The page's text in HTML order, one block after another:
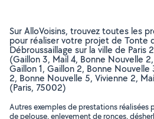
Sur AlloVoisins, trouvez toutes les
pour réaliser votre projet de Tonte
Débroussaillage sur la ville de Paris
(Gaillon 3, Mail 4, Bonne Nouvelle
Gaillon 1, Gaillon 2, Bonne
2, Bonne Nouvelle 5, Vivienne 2,
(Paris, 75002)
Autres exemples de prestations réalisées
de pelouse, enlevement de ronces,